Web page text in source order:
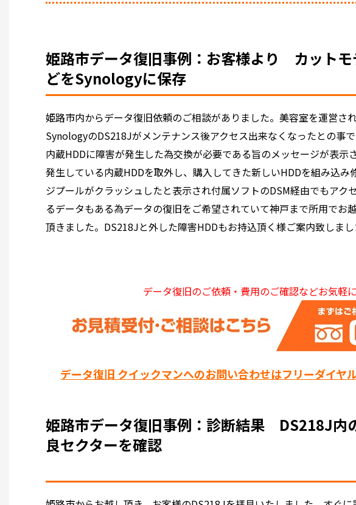
姫路市データ復旧事例：お客様より カット
どをSynologyに保存
姫路市内からデータ復旧依頼のご相談がありました。美容室を運営さ
SynologyのDS218Jがメンテナンス後アクセス出来なくなったとの事
内蔵HDDに障害が発生した為交換が必要である旨のメッセージが表示
発生している内蔵HDDを取外し、購入してきた新しいHDDを組み込み
ジプールがクラッシュしたと表示され付属ソフトのDSM経由でもアク
るデータもある為データの復旧をご希望されていて神戸まで所用でお
頂きました。DS218Jと外した障害HDDもお持込頂く様ご案内致しまし
データ復旧のご依頼・費用のご確認などお気軽
データ復旧 クイックマンへのお問い合わせはフリーダイヤ
姫路市データ復旧事例：診断結果 DS218J内
良セクターを確認